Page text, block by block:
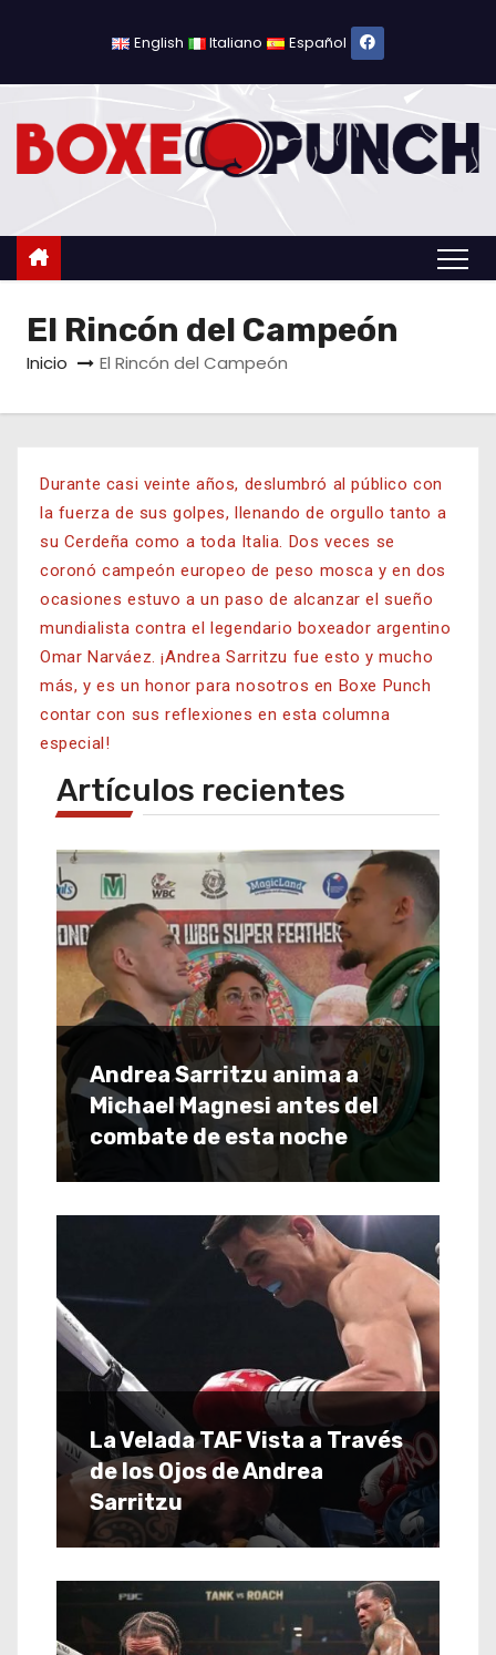
English Italiano Español
El Rincón del Campeón
Inicio El Rincón del Campeón
Durante casi veinte años, deslumbró al público con
la fuerza de sus golpes, llenando de orgullo tanto a
su Cerdeña como a toda Italia. Dos veces se
coronó campeón europeo de peso mosca y en dos
ocasiones estuvo a un paso de alcanzar el sueño
mundialista contra el legendario boxeador argentino
Omar Narváez. ¡Andrea Sarritzu fue esto y mucho
más, y es un honor para nosotros en Boxe Punch
contar con sus reflexiones en esta columna
especial!
Artículos recientes
Andrea Sarritzu anima a
Michael Magnesi antes del
combate de esta noche
La Velada TAF Vista a Través
de los Ojos de Andrea
Sarritzu